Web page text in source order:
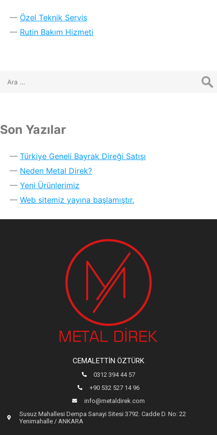
Özel Teknik Servis
Rutin Bakım Hizmeti
Son Yazılar
Türkiye Geneli Bayrak Direği Satışı
Neden Metal Direk?
Yeni Ürünlerimiz
Web sitemiz yayına başlamıştır.
CEMALETTIN ÖZTÜRK
0312 394 44 57
+90 532 527 14 96
info@metaldirek.com
Susuz Mahallesi Dempa Sanayi Sitesi 3792. Cadde D. No: 22
Yenimahalle / ANKARA